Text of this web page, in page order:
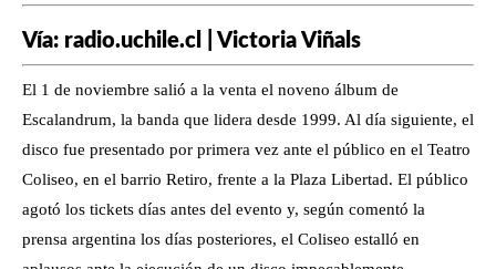
Vía: radio.uchile.cl | Victoria Viñals
El 1 de noviembre salió a la venta el noveno álbum de
Escalandrum, la banda que lidera desde 1999. Al día siguiente, el
disco fue presentado por primera vez ante el público en el Teatro
Coliseo, en el barrio Retiro, frente a la Plaza Libertad. El público
agotó los tickets días antes del evento y, según comentó la
prensa argentina los días posteriores, el Coliseo estalló en